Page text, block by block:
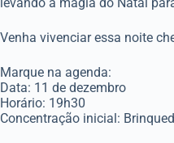
Venha vivenciar essa noite
Marque na agenda:
Data: 11 de dezembro
Horário: 19h30
Concentração inicial: